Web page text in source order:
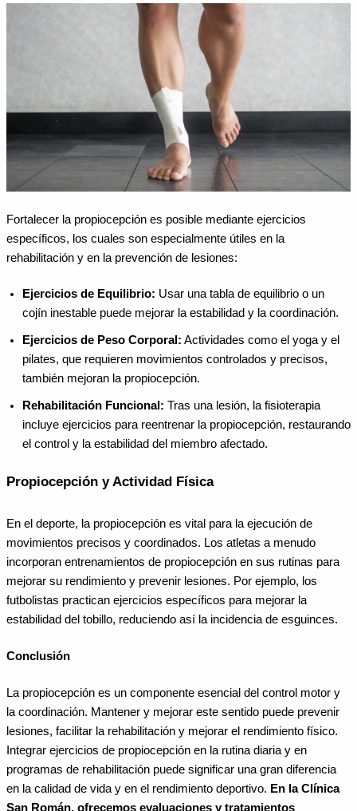
Fortalecer la propiocepción es posible mediante ejercicios
específicos, los cuales son especialmente útiles en la
rehabilitación y en la prevención de lesiones:
Ejercicios de Equilibrio: Usar una tabla de equilibrio o un
cojín inestable puede mejorar la estabilidad y la coordinación.
Ejercicios de Peso Corporal: Actividades como el yoga y el
pilates, que requieren movimientos controlados y precisos,
también mejoran la propiocepción.
Rehabilitación Funcional: Tras una lesión, la fisioterapia
incluye ejercicios para reentrenar la propiocepción, restaurando
el control y la estabilidad del miembro afectado.
Propiocepción y Actividad Física
En el deporte, la propiocepción es vital para la ejecución de
movimientos precisos y coordinados. Los atletas a menudo
incorporan entrenamientos de propiocepción en sus rutinas para
mejorar su rendimiento y prevenir lesiones. Por ejemplo, los
futbolistas practican ejercicios específicos para mejorar la
estabilidad del tobillo, reduciendo así la incidencia de esguinces.
Conclusión
La propiocepción es un componente esencial del control motor y
la coordinación. Mantener y mejorar este sentido puede prevenir
lesiones, facilitar la rehabilitación y mejorar el rendimiento físico.
Integrar ejercicios de propiocepción en la rutina diaria y en
programas de rehabilitación puede significar una gran diferencia
en la calidad de vida y en el rendimiento deportivo. En la Clínica
San Román, ofrecemos evaluaciones y tratamientos